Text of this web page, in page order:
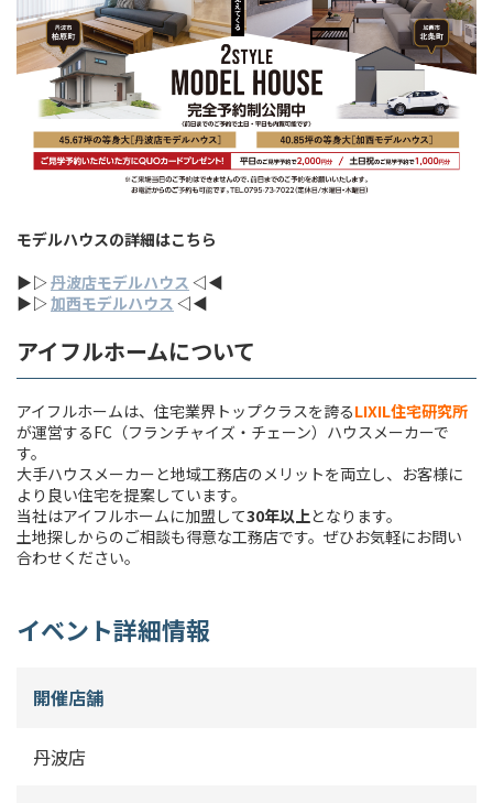
モデルハウスの詳細はこちら
▶︎▷丹波店モデルハウス ◁◀︎
▶︎▷加西モデルハウス ◁◀︎
アイフルホームについて
アイフルホームは、住宅業界トップクラスを誇るLIXIL住宅研究所
が運営するFC（フランチャイズ・チェーン）ハウスメーカーで
す。
大手ハウスメーカーと地域工務店のメリットを両立し、お客様に
より良い住宅を提案しています。
当社はアイフルホームに加盟して30年以上となります。
土地探しからのご相談も得意な工務店です。ぜひお気軽にお問い
合わせください。
イベント詳細情報
開催店舗
丹波店